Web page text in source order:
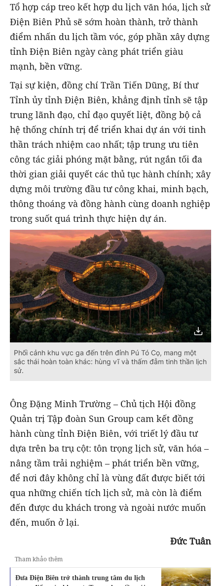
Tổ hợp cáp treo kết hợp du lịch văn hóa, lịch sử
Điện Biên Phủ sẽ sớm hoàn thành, trở thành
điểm nhấn du lịch tầm vóc, góp phần xây dựng
tỉnh Điện Biên ngày càng phát triển giàu
mạnh, bền vững.
Tại sự kiện, đồng chí Trần Tiến Dũng, Bí thư
Tỉnh ủy tỉnh Điện Biên, khẳng định tỉnh sẽ tập
trung lãnh đạo, chỉ đạo quyết liệt, đồng bộ cả
hệ thống chính trị để triển khai dự án với tinh
thần trách nhiệm cao nhất; tập trung ưu tiên
công tác giải phóng mặt bằng, rút ngắn tối đa
thời gian giải quyết các thủ tục hành chính; xây
dựng môi trường đầu tư công khai, minh bạch,
thông thoáng và đồng hành cùng doanh nghiệp
trong suốt quá trình thực hiện dự án.
Phối cảnh khu vực ga đến trên đỉnh Pú Tó Cọ, mang một
sắc thái hoàn toàn khác: hùng vĩ và thấm đẫm tinh thần lịch
sử.
Ông Đặng Minh Trường – Chủ tịch Hội đồng
Quản trị Tập đoàn Sun Group cam kết đồng
hành cùng tỉnh Điện Biên, với triết lý đầu tư
dựa trên ba trụ cột: tôn trọng lịch sử, văn hóa –
nâng tầm trải nghiệm – phát triển bền vững,
để nơi đây không chỉ là vùng đất được biết tới
qua những chiến tích lịch sử, mà còn là điểm
đến được du khách trong và ngoài nước muốn
đến, muốn ở lại.
Đức Tuân
Tham khảo thêm
Đưa Điện Biên trở thành trung tâm du lịch